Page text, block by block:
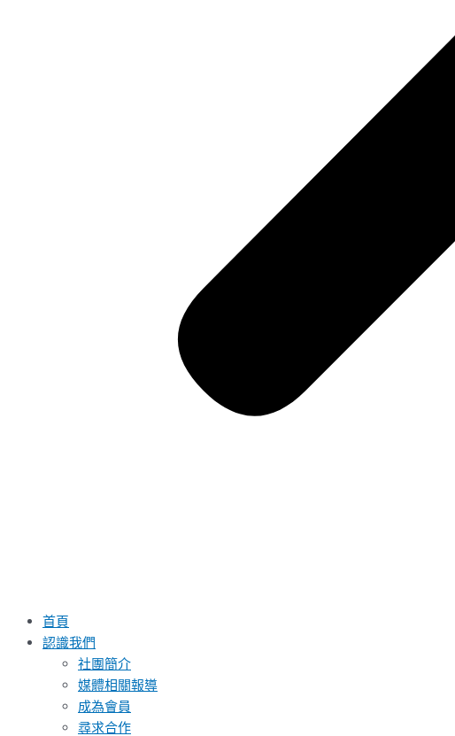
首頁
認識我們
社團簡介
媒體相關報導
成為會員
尋求合作